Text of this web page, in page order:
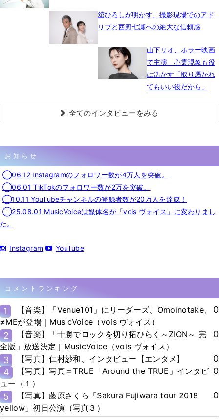
舘ひろしが明かす、撮影現場でのアド
リブと西野七瀬への絶大な信頼感
山下リオ、ホラー映画
で主演 心霊現象も役
に活かす「取り憑かれ
てもいい役だから」
全てのインタビューをみる
お知らせ
◯06.12 Instagramのフォロワー数が4万人を突破。
◯06.01 TikTokのフォロワー数が2万を突破。
◯10.11 YouTubeチャンネルの登録者数が20万人を達成！
◯25.08.01 MusicVoiceは媒体名が「vois ヴォイス」に変わりまし
た。
Instagram YouTube
コメントランキング
1
【音楽】「Venue101」にリーダーズ、Omoinotake、
≠MEが登場｜MusicVoice（vois ヴォイス）
0
2
【音楽】「十勝でロックを切り拓ひらく～ZION～ 完
全版」放送決定｜MusicVoice（vois ヴォイス）
0
3 【写真】仁村紗和、インタビュー【エンタメ】
0
4
【写真】写真＝TRUE「Around the TRUE」インタビ
ュー（１）
0
5
【写真】藤原さくら「Sakura Fujiwara tour 2018
yellow」初日公演（写真３）
0